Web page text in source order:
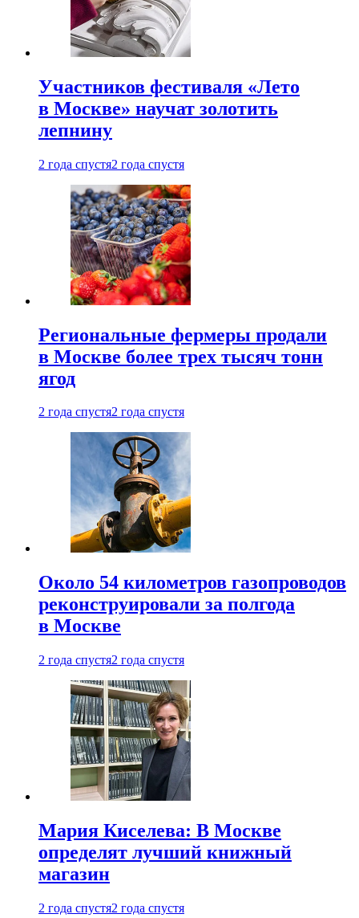
Участников фестиваля «Лето
в Москве» научат золотить
лепнину
2 года спустя2 года спустя
Региональные фермеры продали
в Москве более трех тысяч тонн
ягод
2 года спустя2 года спустя
Около 54 километров газопроводов
реконструировали за полгода
в Москве
2 года спустя2 года спустя
Мария Киселева: В Москве
определят лучший книжный
магазин
2 года спустя2 года спустя